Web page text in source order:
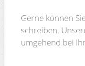
Gerne können
schreiben.
umgehend bei